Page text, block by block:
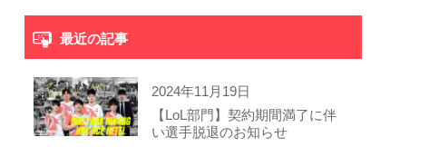
最近の記事
2024年11月19日
【LoL部門】契約期間満了に伴
い選手脱退のお知らせ